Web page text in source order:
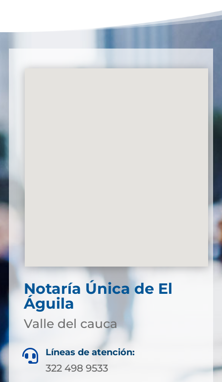
Notaría Única de El
Águila
Valle del cauca
 Líneas de atención:
322 498 9533